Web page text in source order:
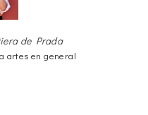
de Prada
artes en general